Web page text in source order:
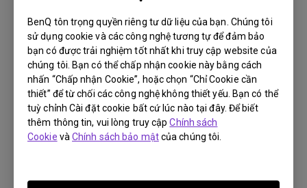
BenQ tôn trọng quyền riêng tư dữ liệu của bạn. Chúng tôi
sử dụng cookie và các công nghệ tương tự để đảm bảo
bạn có được trải nghiệm tốt nhất khi truy cập website của
chúng tôi. Bạn có thể chấp nhận cookie này bằng cách
nhấn “Chấp nhận Cookie”, hoặc chọn “Chỉ Cookie cần
thiết” để từ chối các công nghệ không thiết yếu. Bạn có thể
tuỳ chỉnh Cài đặt cookie bất cứ lúc nào tại đây. Để biết
thêm thông tin, vui lòng truy cậpChính sách
Cookie vàChính sách bảo mậtcủa chúng tôi.
rất hợp lý luôn..."
BenQ GV30 - Android TV, siêu dễ
setup, siêu cơ động
by Nam Anh Studio
"Đã bao giờ các bạn nhìn thấy một chiếc máy
mà lại có thể trượt lên trượt xuống 135 độ để có